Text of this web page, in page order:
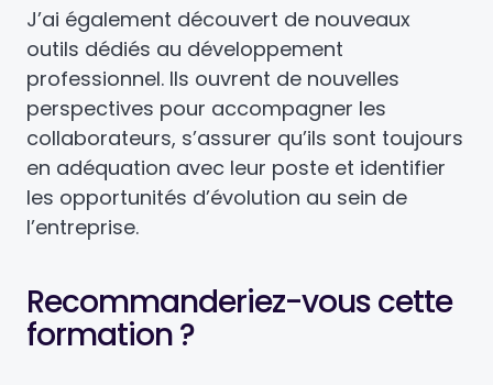
J’ai également découvert de nouveaux
outils dédiés au développement
professionnel. Ils ouvrent de nouvelles
perspectives pour accompagner les
collaborateurs, s’assurer qu’ils sont toujours
en adéquation avec leur poste et identifier
les opportunités d’évolution au sein de
l’entreprise.
Recommanderiez-vous cette
formation ?